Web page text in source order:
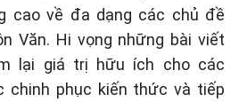
cao về đa dạng các chủ đề
Văn. Hi vọng những bài viết
lại giá trị hữu ích cho các
chinh phục kiến thức và tiếp